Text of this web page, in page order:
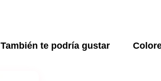
También te podría gustar